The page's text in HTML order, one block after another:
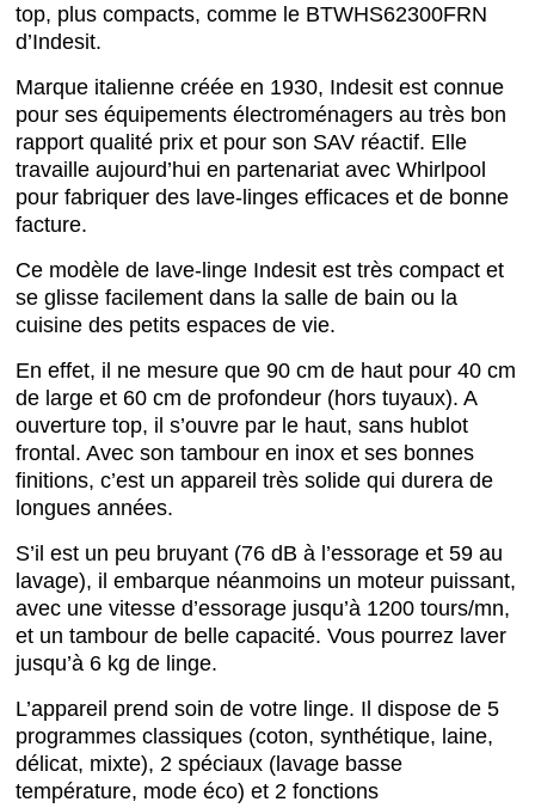
top, plus compacts, comme le BTWHS62300FRN
d’Indesit.
Marque italienne créée en 1930, Indesit est connue
pour ses équipements électroménagers au très bon
rapport qualité prix et pour son SAV réactif. Elle
travaille aujourd’hui en partenariat avec Whirlpool
pour fabriquer des lave-linges efficaces et de bonne
facture.
Ce modèle de lave-linge Indesit est très compact et
se glisse facilement dans la salle de bain ou la
cuisine des petits espaces de vie.
En effet, il ne mesure que 90 cm de haut pour 40 cm
de large et 60 cm de profondeur (hors tuyaux). A
ouverture top, il s’ouvre par le haut, sans hublot
frontal. Avec son tambour en inox et ses bonnes
finitions, c’est un appareil très solide qui durera de
longues années.
S’il est un peu bruyant (76 dB à l’essorage et 59 au
lavage), il embarque néanmoins un moteur puissant,
avec une vitesse d’essorage jusqu’à 1200 tours/mn,
et un tambour de belle capacité. Vous pourrez laver
jusqu’à 6 kg de linge.
L’appareil prend soin de votre linge. Il dispose de 5
programmes classiques (coton, synthétique, laine,
délicat, mixte), 2 spéciaux (lavage basse
température, mode éco) et 2 fonctions